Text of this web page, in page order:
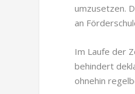
umzusetzen.
an
Im Laufe der
behindert
ohnehin